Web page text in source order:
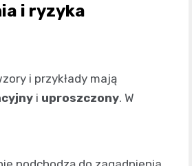
i ryzyka
i przykłady mają
i uproszczony. W